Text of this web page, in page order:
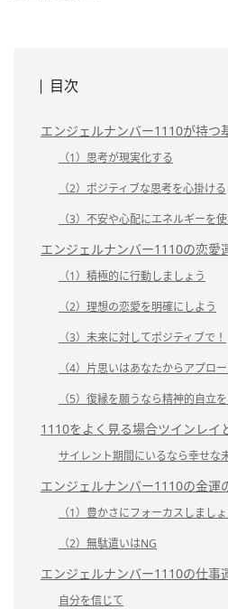
目次
エンジェルナンバー1110が持つ
（1）思考が現実化する
（2）ポジティブな思考を心掛ける
（3）不安や心配にエネルギーを
エンジェルナンバー1110の恋愛
（1）積極的に行動しましょう
（2）理想の恋愛を明確にしよう
（3）未来に対してポジティブで！
（4）片思いはあなたからアプロ
（5）復縁を願うなら精神的自立
1110をよく見る場合ツインレイ
サイレント期間にいるなら幸せな
エンジェルナンバー1110の金運
（1）豊かさにフォーカスしまし
（2）無駄遣いはNG
エンジェルナンバー1110の仕事
自分を信じて